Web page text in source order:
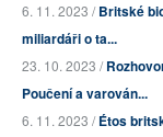
6. 11. 2023 /Britské
miliardáři o ta...
23. 10. 2023 /
Poučení a varován...
6. 11. 2023 /Étos